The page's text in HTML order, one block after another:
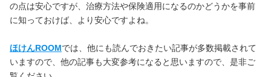
の点は安心ですが、治療方法や保険適用になるのかどうかを事前
に知っておけば、より安心ですよね。
ほけんROOMでは、他にも読んでおきたい記事が多数掲載されて
いますので、他の記事も大変参考になると思いますので、是非ご